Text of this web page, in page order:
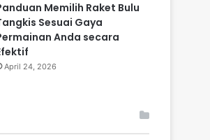
Memilih Raket Bulu
Sesuai Gaya
Anda secara
April 24, 2026